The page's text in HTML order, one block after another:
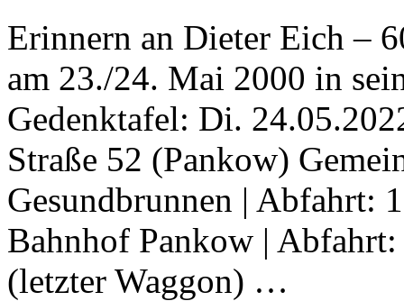
Erinnern an Dieter Eich –
am 23./24. Mai 2000 in
Gedenktafel: Di.
Straße 52 (Pankow)
Gesundbrunnen | Abfahrt:
Bahnhof Pankow |
(letzter Waggon) …